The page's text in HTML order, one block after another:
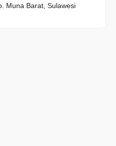
Muna Barat, Sulawesi